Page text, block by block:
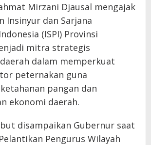
Mirzani Djausal mengajak
Insinyur dan Sarjana
(ISPI) Provinsi
mitra strategis
dalam memperkuat
peternakan guna
pangan dan
ekonomi daerah.
disampaikan Gubernur saat
Pengurus Wilayah